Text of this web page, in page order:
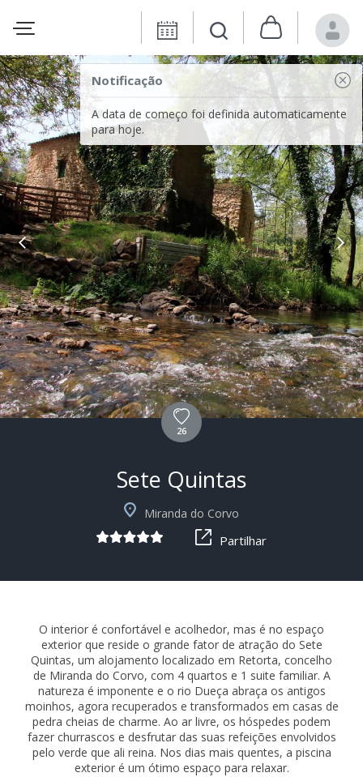
Notificação
A data de começo foi definida automaticamente
para hoje.
26
Sete Quintas
Miranda do Corvo
Partilhar
O interior é confortável e acolhedor, mas é no espaço
exterior que reside o grande fator de atração do Sete
Quintas, um alojamento localizado em Retorta, concelho
de Miranda do Corvo, com 4 quartos e 1 suite familiar. A
natureza é imponente e o rio Dueça abraça os antigos
moinhos, agora recuperados e transformados em casas de
pedra cheias de charme. Ao ar livre, os hóspedes podem
fazer churrascos e desfrutar das suas refeições envolvidos
pelo verde que ali reina. Nos dias mais quentes, a piscina
exterior é um ótimo espaço para relaxar.